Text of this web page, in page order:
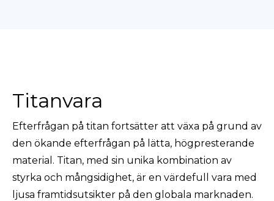
Titanvara
Efterfrågan på titan fortsätter att växa på grund av
den ökande efterfrågan på lätta, högpresterande
material. Titan, med sin unika kombination av
styrka och mångsidighet, är en värdefull vara med
ljusa framtidsutsikter på den globala marknaden.